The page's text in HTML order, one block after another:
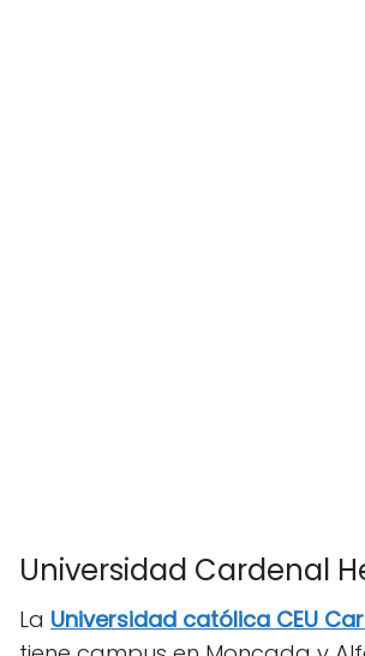
Universidad Cardenal
La Universidad católica CEU